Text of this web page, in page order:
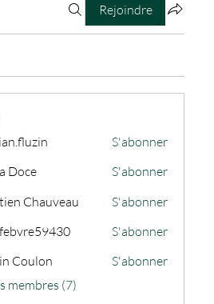
Rejoindre
S'abonner
Doce
S'abonner
Chauveau
S'abonner
S'abonner
Coulon
S'abonner
membres (7)